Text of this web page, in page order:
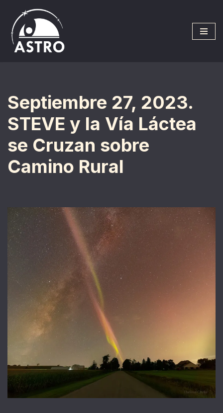
Saltar
al
contenido
Septiembre 27, 2023.
STEVE y la Vía Láctea
se Cruzan sobre
Camino Rural